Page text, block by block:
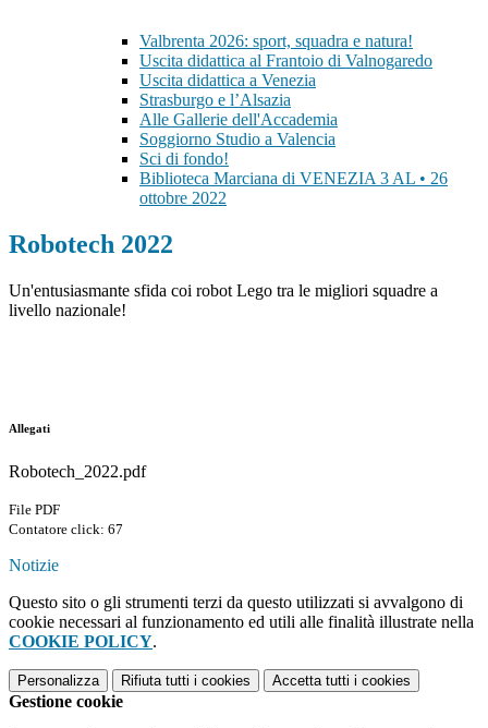
Valbrenta 2026: sport, squadra e natura!
Uscita didattica al Frantoio di Valnogaredo
Uscita didattica a Venezia
Strasburgo e l’Alsazia
Alle Gallerie dell'Accademia
Soggiorno Studio a Valencia
Sci di fondo!
Biblioteca Marciana di VENEZIA 3 AL • 26
ottobre 2022
Robotech 2022
Un'entusiasmante sfida coi robot Lego tra le migliori squadre a
livello nazionale!
Allegati
Robotech_2022.pdf
File PDF
Contatore click: 67
Notizie
Questo sito o gli strumenti terzi da questo utilizzati si avvalgono di
cookie necessari al funzionamento ed utili alle finalità illustrate nella
COOKIE POLICY.
Personalizza Rifiuta tutti i cookies Accetta tutti i cookies
Gestione cookie